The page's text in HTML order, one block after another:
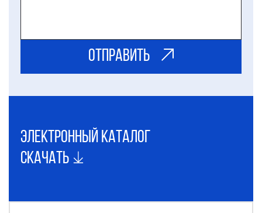
ОТправить
электронный каталог
Скачать